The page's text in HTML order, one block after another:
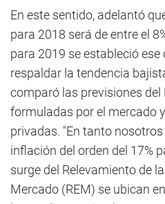
En este sentido, adelantó
para 2018 será de entre el
para 2019 se estableció ese
respaldar la tendencia
comparó las previsiones del
formuladas por el mercado
privadas. "En tanto
inflación del orden del 17%
surge del Relevamiento de
Mercado (REM) se ubican